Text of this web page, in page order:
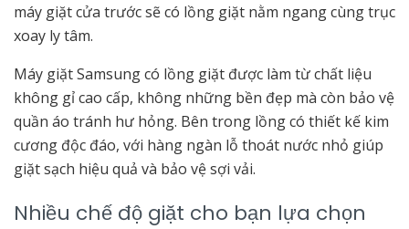
máy giặt cửa trước sẽ có lồng giặt nằm ngang cùng trục
xoay ly tâm.
Máy giặt Samsung có lồng giặt được làm từ chất liệu
không gỉ cao cấp, không những bền đẹp mà còn bảo vệ
quần áo tránh hư hỏng. Bên trong lồng có thiết kế kim
cương độc đáo, với hàng ngàn lỗ thoát nước nhỏ giúp
giặt sạch hiệu quả và bảo vệ sợi vải.
Nhiều chế độ giặt cho bạn lựa chọn